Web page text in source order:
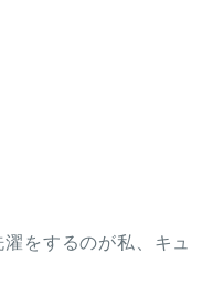
をするのが私、キュ